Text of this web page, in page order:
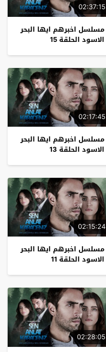
02:37:15
مسلسل اخبرهم ايها البحر
الاسود الحلقة 15
02:17:45
مسلسل اخبرهم ايها البحر
الاسود الحلقة 13
02:15:24
مسلسل اخبرهم ايها البحر
الاسود الحلقة 11
02:28:05